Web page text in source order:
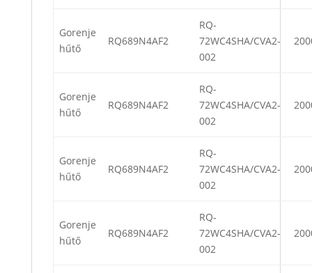
Gorenje
hűtő
RQ689N4AF2
RQ-
72WC4SHA/CVA2-
002
Gorenje
hűtő
RQ689N4AF2
RQ-
72WC4SHA/CVA2-
002
Gorenje
hűtő
RQ689N4AF2
RQ-
72WC4SHA/CVA2-
002
Gorenje
hűtő
RQ689N4AF2
RQ-
72WC4SHA/CVA2-
002